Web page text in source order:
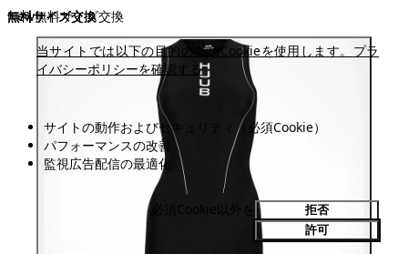
当サイトでは以下の目的のためCookieを使用します。 プラ
イバシーポリシーを確認する
サイトの動作およびセキュリティ（必須Cookie）
パフォーマンスの改善
監視広告配信の最適化
拒否
許可
無料サイズ交換
無料サイズ交換
New無料サイズ交換
無料サイズ交換